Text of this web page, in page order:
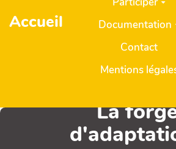
Accueil
Documentation
Contact
Mentions
La